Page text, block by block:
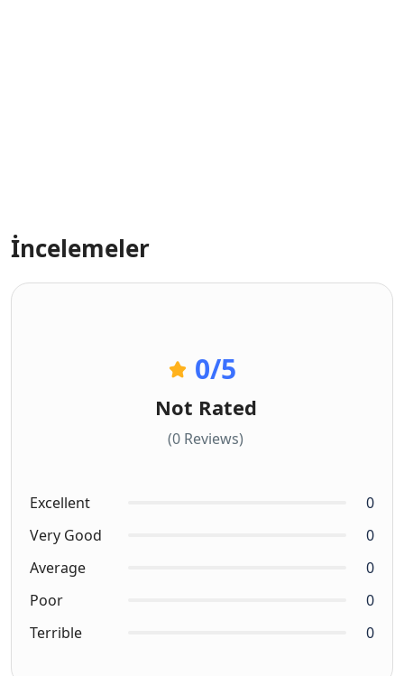
İncelemeler
0/5
Not Rated
(0 Reviews)
Excellent
0
Very Good
0
Average
0
Poor
0
Terrible
0